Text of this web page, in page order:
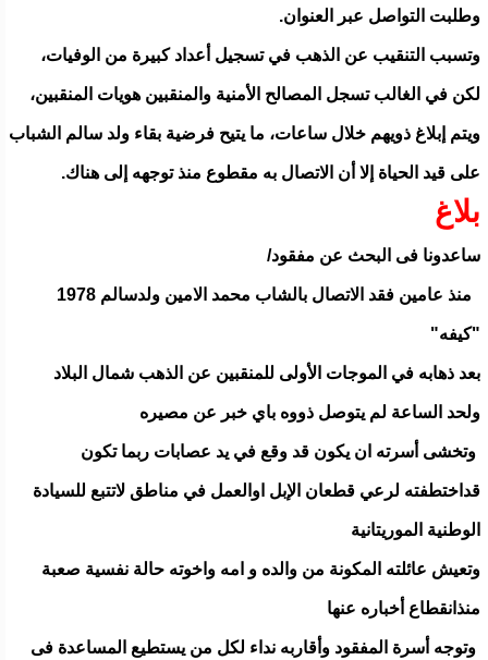
وطلبت التواصل عبر العنوان.
وتسبب التنقيب عن الذهب في تسجيل أعداد كبيرة من الوفيات،
لكن في الغالب تسجل المصالح الأمنية والمنقبين هويات المنقبين،
ويتم إبلاغ ذويهم خلال ساعات، ما يتيح فرضية بقاء ولد سالم الشباب
على قيد الحياة إلا أن الاتصال به مقطوع منذ توجهه إلى هناك.
بلاغ
ساعدونا فى البحث عن مفقود/
منذ عامين فقد الاتصال بالشاب محمد الامين ولدسالم 1978
"كيفه"
بعد ذهابه في الموجات الأولى للمنقبين عن الذهب شمال البلاد
ولحد الساعة لم يتوصل ذووه باي خبر عن مصيره
وتخشى أسرته ان يكون قد وقع في يد عصابات ربما تكون
قداختطفته لرعي قطعان الإبل اوالعمل في مناطق لاتتبع للسيادة
الوطنية الموريتانية
وتعيش عائلته المكونة من والده و امه واخوته حالة نفسية صعبة
منذانقطاع أخباره عنها
وتوجه أسرة المفقود وأقاربه نداء لكل من يستطيع المساعدة فى